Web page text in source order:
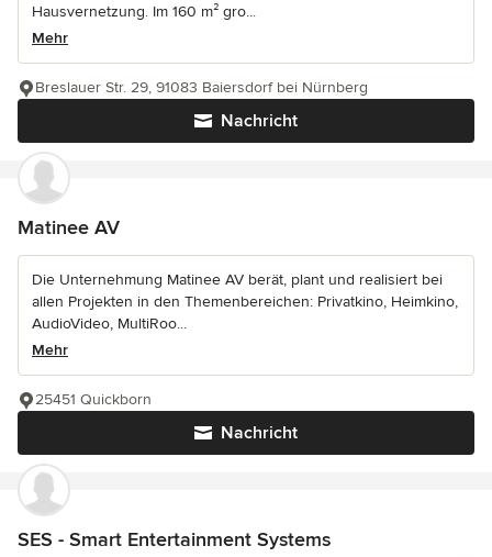
Hausvernetzung. Im 160 m² gro...
Mehr
Nachricht
Breslauer Str. 29, 91083 Baiersdorf bei Nürnberg
Matinee AV
Die Unternehmung Matinee AV berät, plant und realisiert bei
allen Projekten in den Themenbereichen: Privatkino, Heimkino,
AudioVideo, MultiRoo...
Mehr
Nachricht
25451 Quickborn
SES - Smart Entertainment Systems